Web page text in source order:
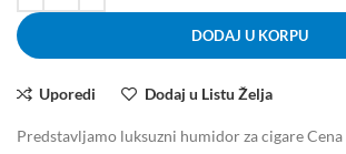
DODAJ U KORPU
Uporedi Dodaj u Listu Želja
Predstavljamo luksuzni humidor za cigare